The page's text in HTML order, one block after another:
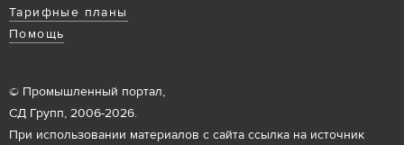
Тарифные планы
Помощь
© Промышленный портал,
СД Групп, 2006-2026.
При использовании материалов с сайта ссылка на источник